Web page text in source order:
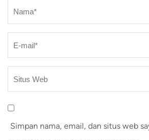
Nama
Simpan nama, email, dan situs web